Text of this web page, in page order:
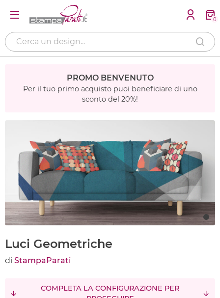
0
PROMO BENVENUTO
Per il tuo primo acquisto puoi beneficiare di uno
sconto del 20%!
Luci Geometriche
di StampaParati
COMPLETA LA CONFIGURAZIONE PER